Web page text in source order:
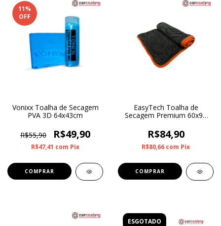
11%
OFF
Vonixx Toalha de Secagem
PVA 3D 64x43cm
R$55,90 R$49,90
R$47,41 com Pix
EasyTech Toalha de
Secagem Premium 60x90
R$84,90
R$80,66 com Pix
ESGOTADO